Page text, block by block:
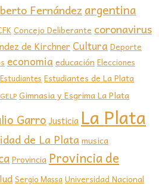
Fernández argentina
Concejo Deliberante coronavirus
de Kirchner Cultura Deporte
economia educación Elecciones
Estudiantes Estudiantes de La Plata
GELP Gimnasia y Esgrima La Plata
Garro Justicia La Plata
de La Plata musica
Provincia Provincia de
Sergio MassaUniversidad Nacional